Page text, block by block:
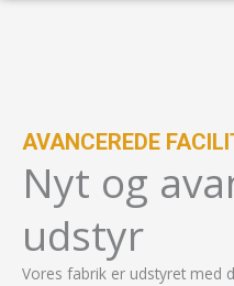
AVANCEREDE
Nyt og
udstyr
Vores fabrik er udstyret med